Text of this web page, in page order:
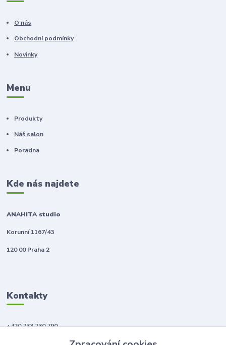
O nás
Obchodní podmínky
Novinky
Menu
Produkty
Náš salon
Poradna
Kde nás najdete
ANAHITA studio
Korunní 1167/43
120 00 Praha 2
Kontakty
+420 733 730 790